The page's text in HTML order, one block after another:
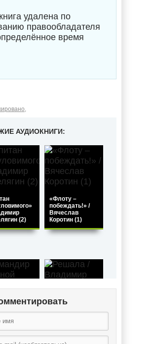
удалена по
правообладателя
время
,
АУДИОКНИГИ:
(2)
«Флоту –
побеждать!» /
Вячеслав
Коротин (1)
Армии.
Армии /